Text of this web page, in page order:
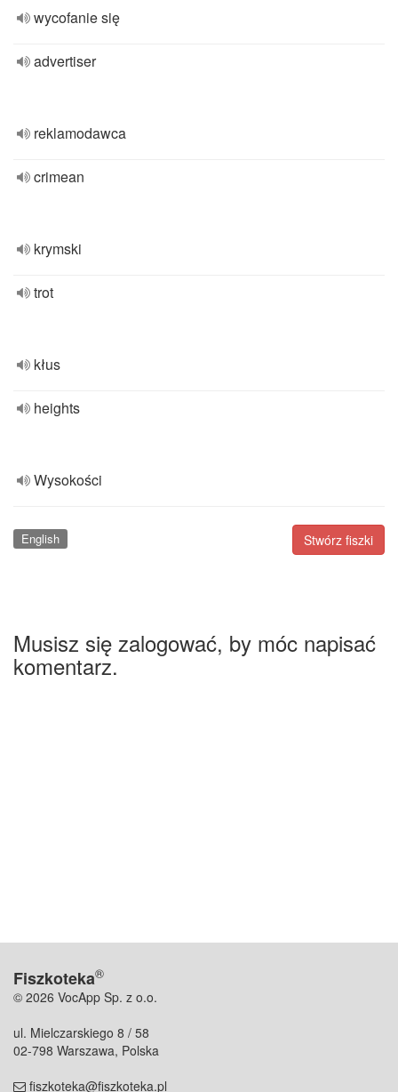
wycofanie się
advertiser
reklamodawca
crimean
krymski
trot
kłus
heights
Wysokości
Stwórz fiszki
English
Musisz się zalogować, by móc napisać
komentarz.
Fiszkoteka®
© 2026 VocApp Sp. z o.o.
ul. Mielczarskiego 8 / 58
02-798 Warszawa, Polska
fiszkoteka@fiszkoteka.pl